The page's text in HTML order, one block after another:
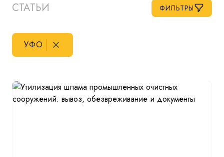
СТАТЬИ ФИЛЬТРЫ
УФО